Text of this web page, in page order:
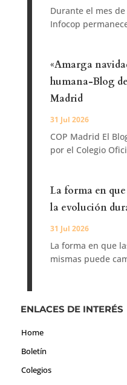
Durante el mes
Infocop
«Amarga
humana-Blog
Madrid
31 Jul 2026
COP Madrid El
por el Colegio
La forma en
la evolución
31 Jul 2026
La forma en que
mismas puede
ENLACES DE INTERÉS
Home
Boletín
Colegios